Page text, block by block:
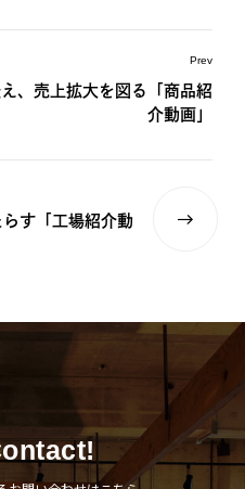
Prev
、売上拡大を図る「商品紹
介動画」
す「工場紹介動